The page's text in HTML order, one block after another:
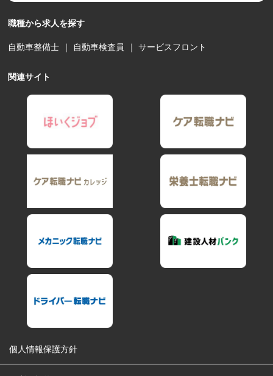
職種から求人を探す
自動車整備士 ｜ 自動車検査員 ｜サービスフロント
関連サイト
個人情報保護方針